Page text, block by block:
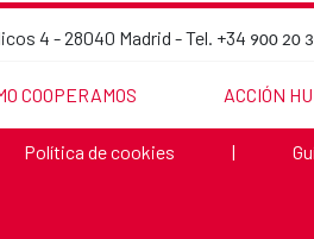
4 - 28040 Madrid - Tel. +34 900 20
Datos de
A LA PÁGINA:
COOPERAMOS ENLACE A
ACCIÓN
Enlace a la página:
Política de cookies |